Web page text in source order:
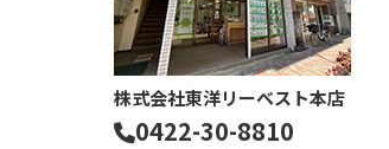
株式会社東洋リーベスト本店
0422-30-8810